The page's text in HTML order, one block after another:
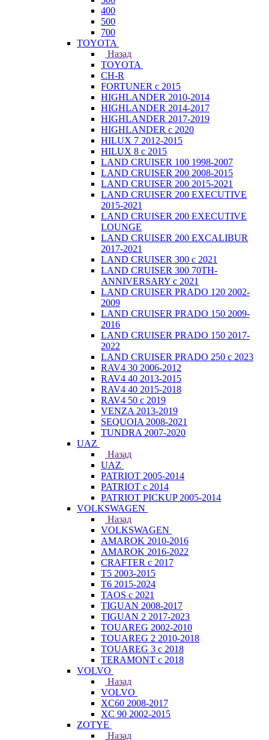
400
500
700
TOYOTA
Назад
TOYOTA
CH-R
FORTUNER с 2015
HIGHLANDER 2010-2014
HIGHLANDER 2014-2017
HIGHLANDER 2017-2019
HIGHLANDER с 2020
HILUX 7 2012-2015
HILUX 8 с 2015
LAND CRUISER 100 1998-2007
LAND CRUISER 200 2008-2015
LAND CRUISER 200 2015-2021
LAND CRUISER 200 EXECUTIVE
2015-2021
LAND CRUISER 200 EXECUTIVE
LOUNGE
LAND CRUISER 200 EXCALIBUR
2017-2021
LAND CRUISER 300 с 2021
LAND CRUISER 300 70TH-
ANNIVERSARY с 2021
LAND CRUISER PRADO 120 2002-
2009
LAND CRUISER PRADO 150 2009-
2016
LAND CRUISER PRADO 150 2017-
2022
LAND CRUISER PRADO 250 с 2023
RAV4 30 2006-2012
RAV4 40 2013-2015
RAV4 40 2015-2018
RAV4 50 с 2019
VENZA 2013-2019
SEQUOIA 2008-2021
TUNDRA 2007-2020
UAZ
Назад
UAZ
PATRIOT 2005-2014
PATRIOT с 2014
PATRIOT PICKUP 2005-2014
VOLKSWAGEN
Назад
VOLKSWAGEN
AMAROK 2010-2016
AMAROK 2016-2022
CRAFTER с 2017
T5 2003-2015
T6 2015-2024
TAOS с 2021
TIGUAN 2008-2017
TIGUAN 2 2017-2023
TOUAREG 2002-2010
TOUAREG 2 2010-2018
TOUAREG 3 с 2018
TERAMONT с 2018
VOLVO
Назад
VOLVO
XC60 2008-2017
XC 90 2002-2015
ZOTYE
Назад